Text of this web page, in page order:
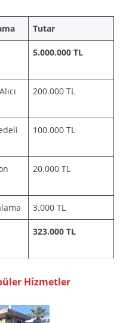
Tutar
5.000.000 TL
200.000 TL
100.000 TL
20.000 TL
3.000 TL
323.000 TL
Hizmetler